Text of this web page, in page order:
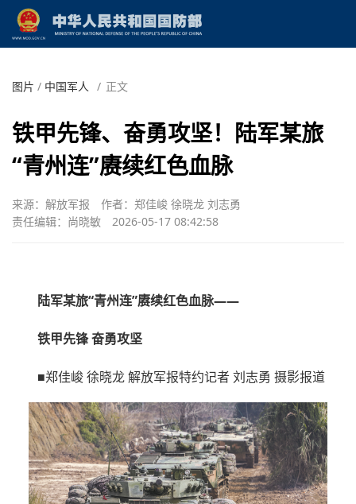
图片 / 中国军人 / 正文
铁甲先锋、奋勇攻坚！陆军某旅
“青州连”赓续红色血脉
来源：解放军报
作者：郑佳峻 徐晓龙 刘志勇
责任编辑：尚晓敏
2026-05-17 08:42:58
陆军某旅“青州连”赓续红色血脉——
铁甲先锋 奋勇攻坚
■郑佳峻 徐晓龙 解放军报特约记者 刘志勇 摄影报道